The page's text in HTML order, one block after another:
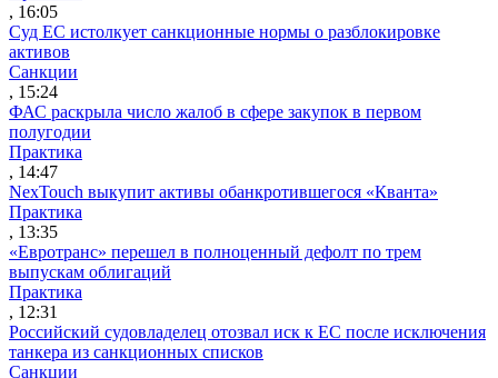
, 16:05
Суд ЕС истолкует санкционные нормы о разблокировке
активов
Санкции
, 15:24
ФАС раскрыла число жалоб в сфере закупок в первом
полугодии
Практика
, 14:47
NexTouch выкупит активы обанкротившегося «Кванта»
Практика
, 13:35
«Евротранс» перешел в полноценный дефолт по трем
выпускам облигаций
Практика
, 12:31
Российский судовладелец отозвал иск к ЕС после исключения
танкера из санкционных списков
Санкции